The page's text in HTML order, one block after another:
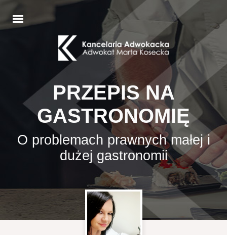
PRZEPIS NA
GASTRONOMIĘ
O problemach prawnych małej i
dużej gastronomii